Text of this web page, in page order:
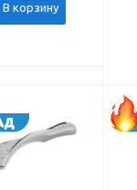
В корзину